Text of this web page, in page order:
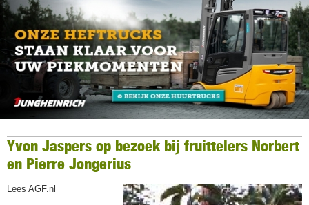
Yvon Jaspers op bezoek bij fruittelers Norbert
en Pierre Jongerius
Lees AGF.nl